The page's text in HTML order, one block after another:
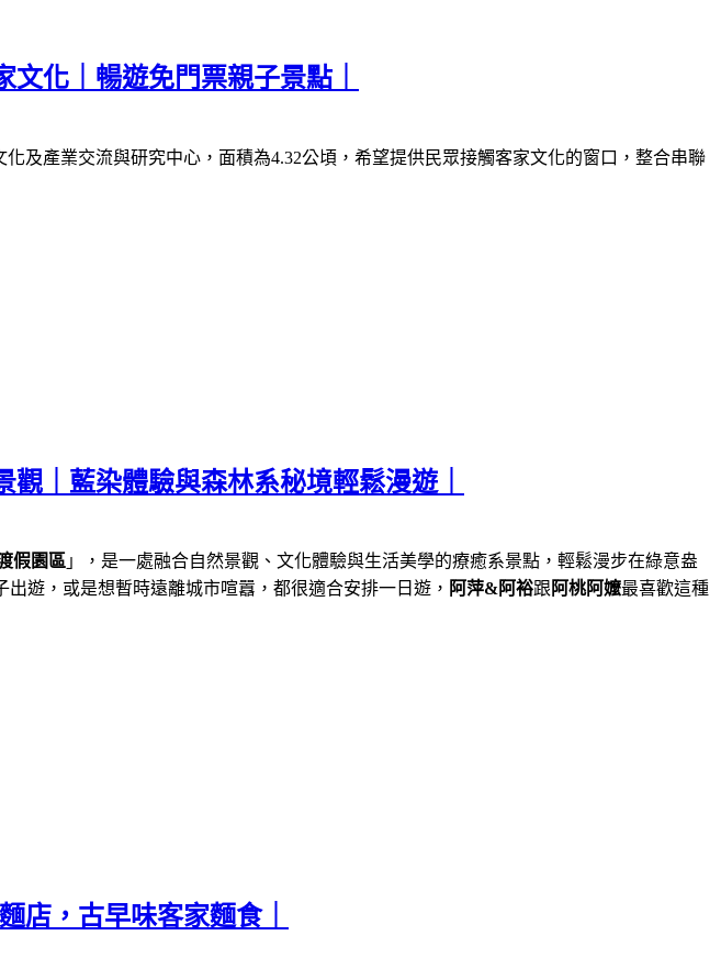
化｜暢遊免門票親子景點｜
及產業交流與研究中心， 面積為4.32公頃，希望提供民眾接觸客家文化的窗口，整合串聯
｜藍染體驗與森林系秘境輕鬆漫遊｜
假園區 」，是一處融合自然景觀、文化體驗與生活美學的療癒系景點，輕鬆漫步在綠意盎
出遊，或是想暫時遠離城市喧囂，都很適合安排一日遊， 阿萍&阿裕跟 阿桃阿嬤最喜歡這種
店，古早味客家麵食｜